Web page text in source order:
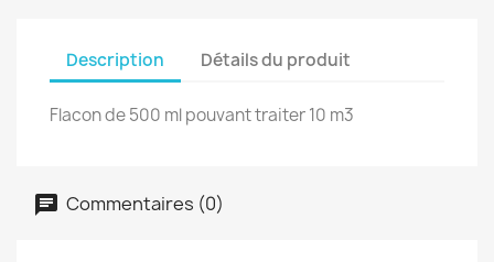
Description Détails du produit
Flacon de 500 ml pouvant traiter 10 m3
Commentaires (0)